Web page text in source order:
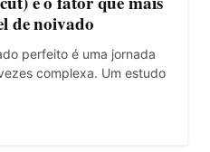
de noivado
perfeito é uma jornada
complexa. Um estudo